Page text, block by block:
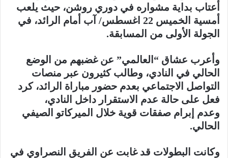
أعتاب بداية مشواره في دوري روشن، حيث يلعب
أمسية الخميس 22 اغسطس/ آب أمام الرائد، في
الجولة الأولى من المسابقة.
وأعرب عشاق “العالمي” عن غضبهم من الوضع
الحالي في النادي، وطالب كثيرون عبر منصات
التواصل الاجتماعي بعدم حضور مباراة الرائد، كرد
فعل على حالة عدم الاستقرار داخل النادي،
وعدم إبرام صفقات قوية خلال الميركاتو الصيفي
الحالي.
وكانت البطولات قد غابت عن الفريق النصراوي في